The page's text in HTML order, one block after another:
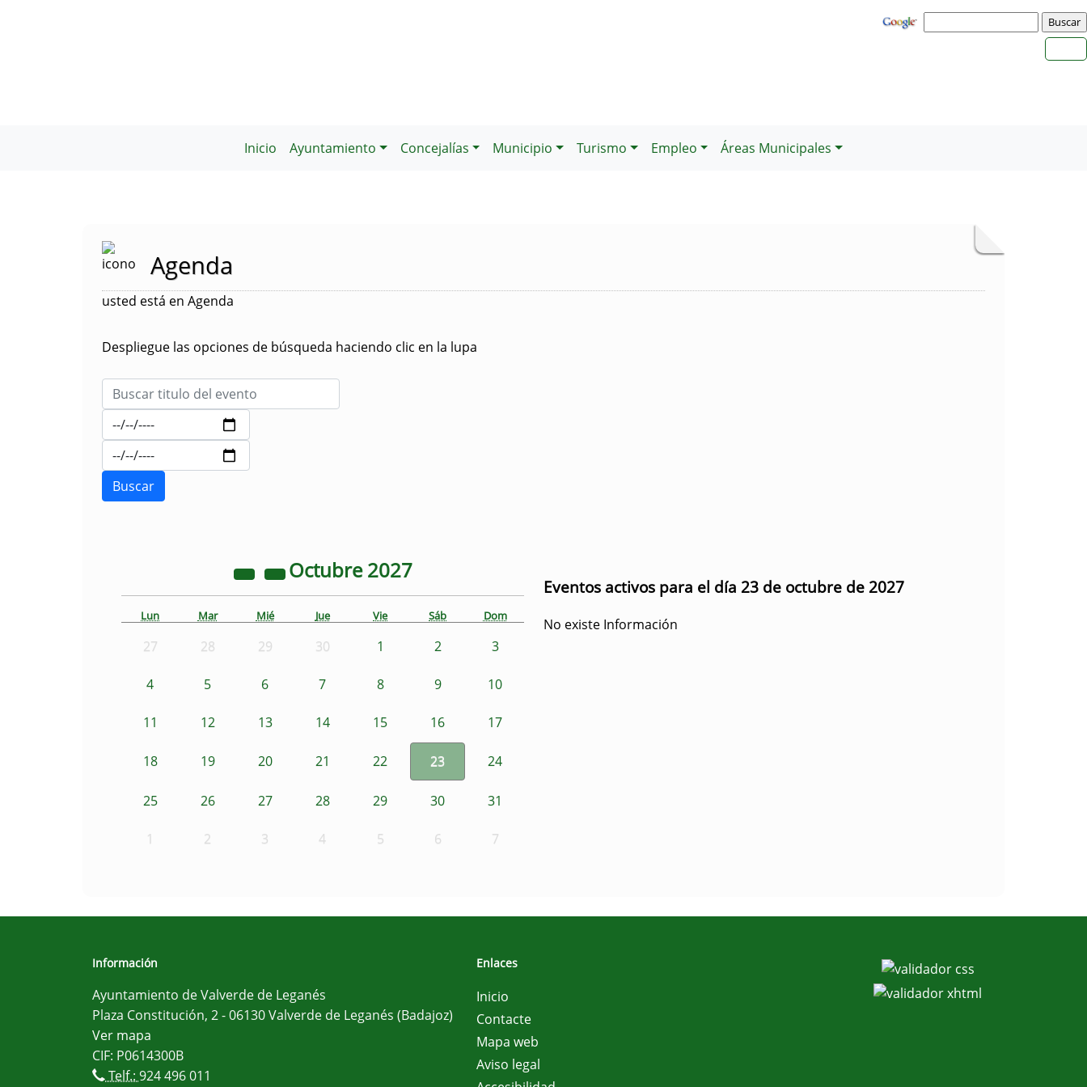
Inicio Ayuntamiento Concejalías Municipio Turismo Empleo Áreas Municipales
Agenda
usted está en Agenda
Despliegue las opciones de búsqueda haciendo clic en la lupa
Octubre2027
Lun Mar Mié Jue Vie Sáb Dom
27 28 29 30 1 2 3
4 5 6 7 8 9 10
11 12 13 14 15 16 17
18 19 20 21 22 23 24
25 26 27 28 29 30 31
1 2 3 4 5 6 7
Eventos activos para el día 23 de octubre de 2027
No existe Información
Información
Ayuntamiento de Valverde de Leganés
Plaza Constitución, 2 - 06130 Valverde de Leganés (Badajoz)
Ver mapa
CIF: P0614300B
Telf.: 924 496 011
Enlaces
Inicio
Contacte
Mapa web
Aviso legal